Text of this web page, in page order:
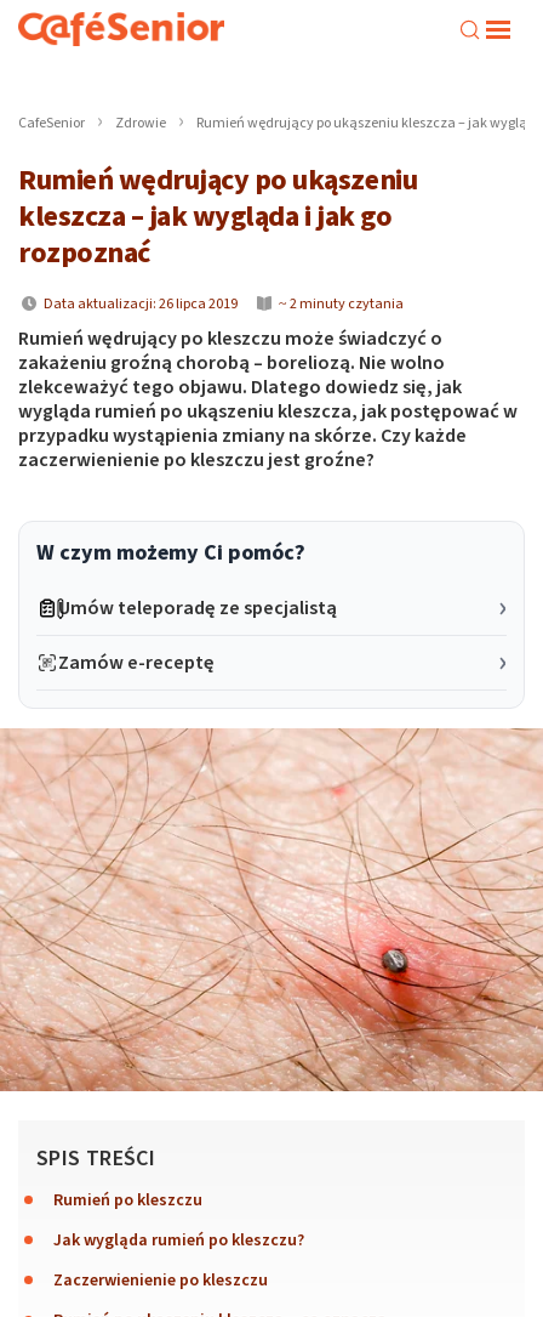
CafeSenior Zdrowie Rumień wędrujący po ukąszeniu kleszcza – jak
Rumień wędrujący po ukąszeniu
kleszcza – jak wygląda i jak go
rozpoznać
Data aktualizacji: 26 lipca 2019 ~ 2 minuty czytania
Rumień wędrujący po kleszczu może świadczyć o
zakażeniu groźną chorobą – boreliozą. Nie wolno
zlekceważyć tego objawu. Dlatego dowiedz się, jak
wygląda rumień po ukąszeniu kleszcza, jak postępować w
przypadku wystąpienia zmiany na skórze. Czy każde
zaczerwienienie po kleszczu jest groźne?
W czym możemy Ci pomóc?
Umów teleporadę ze specjalistą
Zamów e-receptę
SPIS TREŚCI
Rumień po kleszczu
Jak wygląda rumień po kleszczu?
Zaczerwienienie po kleszczu